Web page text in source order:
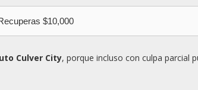
$10,000
Culver City, porque incluso con culpa parcial